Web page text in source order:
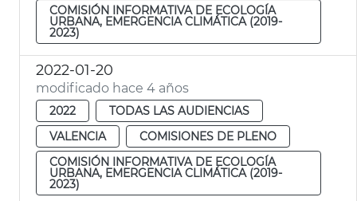
COMISIÓN INFORMATIVA DE ECOLOGÍA
URBANA, EMERGENCIA CLIMÁTICA (2019-
2023)
2022-01-20
modificado hace 4 años
2022
TODAS LAS AUDIENCIAS
VALENCIA
COMISIONES DE PLENO
COMISIÓN INFORMATIVA DE ECOLOGÍA
URBANA, EMERGENCIA CLIMÁTICA (2019-
2023)